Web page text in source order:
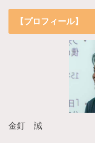
【プロフィール】
金釘 誠